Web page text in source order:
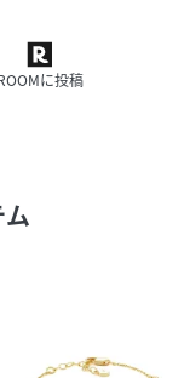
、旧価格のもの
に投稿